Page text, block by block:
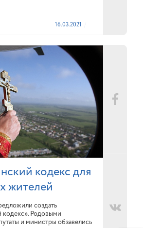
16.03.2021
кодекс для
жителей
создать
кодекс». Родовыми
и министры обзавелись